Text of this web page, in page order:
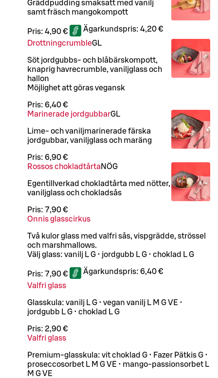
Gräddpudding smaksatt med vanilj
samt fräsch mangokompott
Pris: 4,90 € Ägarkundspris: 4,20 €
DrottningcrumbleGL
Söt jordgubbs- och blåbärskompott,
knaprig havrecrumble, vaniljglass och
hallon
Möjlighet att göras vegansk
Pris: 6,40 €
Marinerade jordgubbarGL
Lime- och vaniljmarinerade färska
jordgubbar, vaniljglass och maräng
Pris: 6,90 €
Rossos chokladtårta NÖG
Egentillverkad chokladtårta med nötter,
vaniljglass och chokladsås
Pris: 7,90 €
Onnis glasscirkus
Två kulor glass med valfri sås, vispgrädde, strössel
och marshmallows.
Välj glass: vanilj L G • jordgubb L G • choklad L G
Pris: 7,90 € Ägarkundspris: 6,40 €
Valfri glass
Glasskula: vanilj L G • vegan vanilj L M G VE •
jordgubb L G • choklad L G
Pris: 2,90 €
Valfri glass
Premium-glasskula: vit choklad G • Fazer Pätkis G •
proseccosorbet L M G VE • mango-passionsorbet L
M G VE